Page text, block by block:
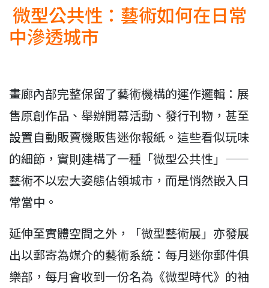
微型公共性：藝術如何在日常
中滲透城市
畫廊內部完整保留了藝術機構的運作邏輯：展
售原創作品、舉辦開幕活動、發行刊物，甚至
設置自動販賣機販售迷你報紙。這些看似玩味
的細節，實則建構了一種「微型公共性」——
藝術不以宏大姿態佔領城市，而是悄然嵌入日
常當中。
延伸至實體空間之外，「微型藝術展」亦發展
出以郵寄為媒介的藝術系統：每月迷你郵件俱
樂部，每月會收到一份名為《微型時代》的袖